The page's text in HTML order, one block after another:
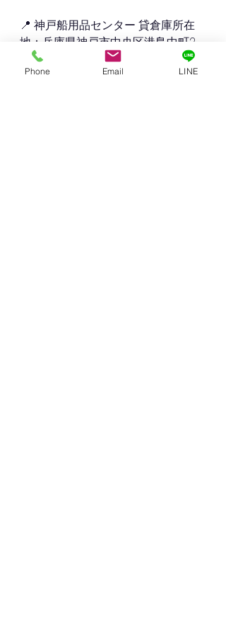
📍 神戸船用品センター 貸倉庫所在
地：兵庫県神戸市中央区港島中町2
丁目2-1
Phone Email LINE